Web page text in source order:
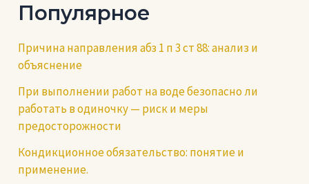
Популярное
Причина направления абз 1 п 3 ст 88: анализ и
объяснение
При выполнении работ на воде безопасно ли
работать в одиночку — риск и меры
предосторожности
Кондикционное обязательство: понятие и
применение.